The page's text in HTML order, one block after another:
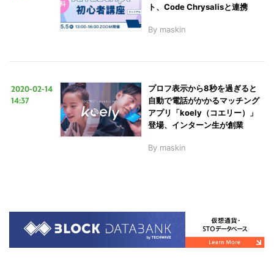
ト、Code Chrysalisと連携
By maskin
2020-02-14
14:37
プロフ表示から8秒を過ぎると
自動で電話がかかるマッチング
アプリ「koely（コエリー）」
登場、インターン生が創業
By maskin